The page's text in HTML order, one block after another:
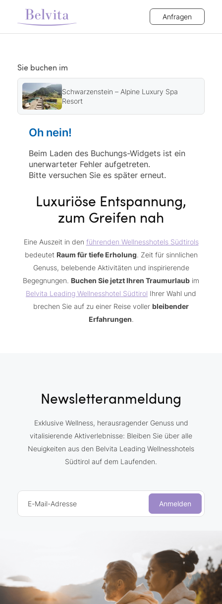
Anfragen
Sie buchen im
Schwarzenstein – Alpine Luxury Spa
Resort
Oh nein!
Beim Laden des Buchungs-Widgets ist ein
unerwarteter Fehler aufgetreten.
Bitte versuchen Sie es später erneut.
Luxuriöse Entspannung,
zum Greifen nah
Eine Auszeit in den führenden Wellnesshotels Südtirols
bedeutet Raum für tiefe Erholung. Zeit für sinnlichen
Genuss, belebende Aktivitäten und inspirierende
Begegnungen. Buchen Sie jetzt Ihren Traumurlaub im
Belvita Leading Wellnesshotel Südtirol Ihrer Wahl und
brechen Sie auf zu einer Reise voller bleibender
Erfahrungen.
Newsletteranmeldung
Exklusive Wellness, herausragender Genuss und
vitalisierende Aktiverlebnisse: Bleiben Sie über alle
Neuigkeiten aus den Belvita Leading Wellnesshotels
Südtirol auf dem Laufenden.
E-Mail-Adresse Anmelden